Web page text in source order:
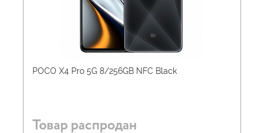
POCO X4 Pro 5G 8/256GB NFC Black
Товар распродан